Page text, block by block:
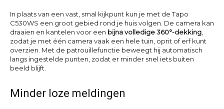
In plaats van een vast, smal kijkpunt kun je met de Tapo
C530WS een groot gebied rond je huis volgen. De camera kan
draaien en kantelen voor een bijna volledige 360°-dekking
zodat je met één camera vaak een hele tuin, oprit of erf kunt
overzien. Met de patrouillefunctie beweegt hij automatisch
langs ingestelde punten, zodat er minder snel iets buiten
beeld blijft.
Minder loze meldingen